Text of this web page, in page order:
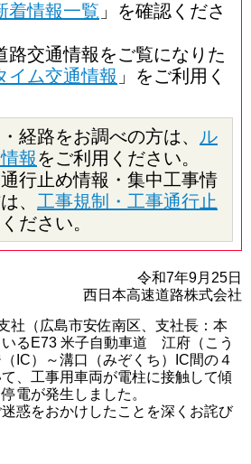
着情報一覧 」を確認くださ
路交通情報をご覧になりた
イム交通情報 」をご利用く
経路をお調べの方は、 ル
報をご利用ください。
行止め情報・集中工事情
、 工事規制・工事通行止
ださい。
令和7年9月25日
西日本高速道路株式会社
社（広島市安佐南区、支社長：本
るE73 米子自動車道 江府（こう
IC）～溝口（みぞくち）IC間の４
、工事用車両が電柱に接触して傾
電が発生しました。
惑をおかけしたことを深くお詫び